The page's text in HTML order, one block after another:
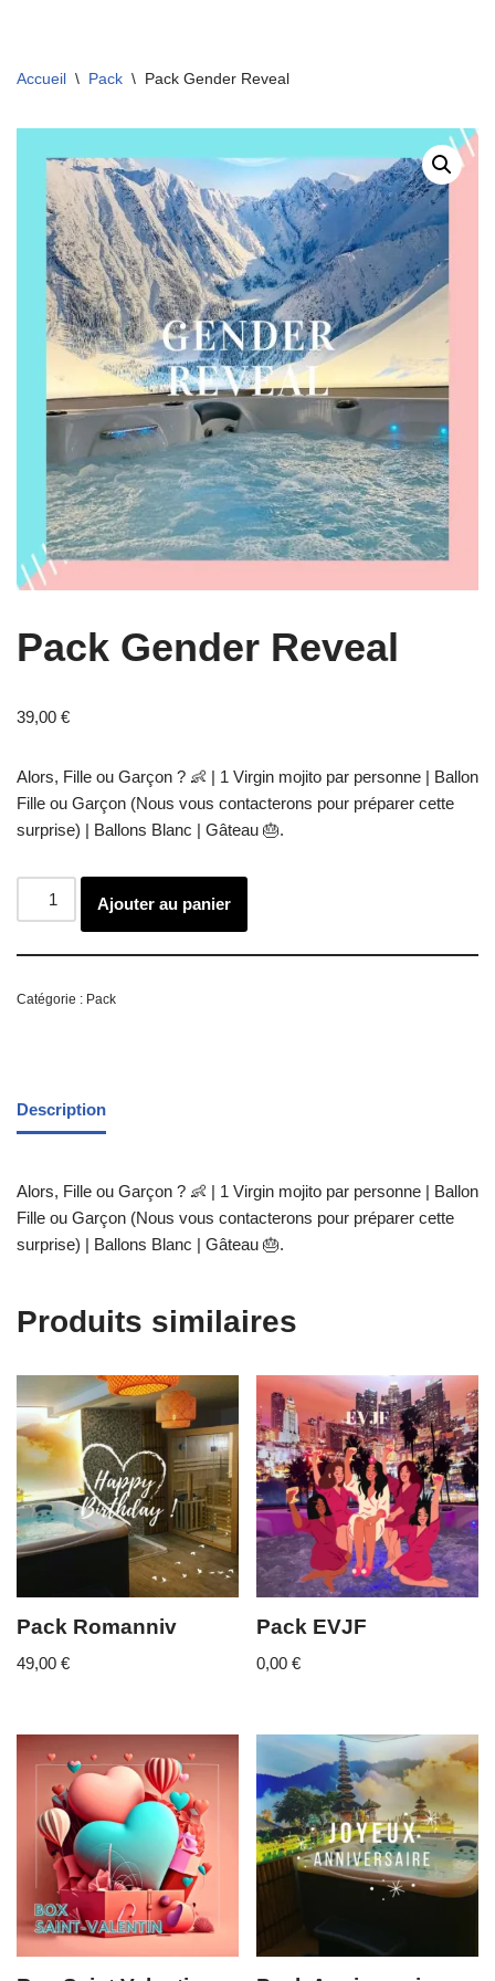
au
Accueil \ Pack \ Pack Gender Reveal
Pack Gender Reveal
39,00 €
Alors, Fille ou Garçon ? 👶 | 1 Virgin mojito par personne | Ballon
Fille ou Garçon (Nous vous contacterons pour préparer cette
surprise) | Ballons Blanc | Gâteau 🎂.
Ajouter au panier
Catégorie : Pack
Description
Alors, Fille ou Garçon ? 👶 | 1 Virgin mojito par personne | Ballon
Fille ou Garçon (Nous vous contacterons pour préparer cette
surprise) | Ballons Blanc | Gâteau 🎂.
Produits similaires
Pack Romanniv
49,00 €
Pack EVJF
0,00€